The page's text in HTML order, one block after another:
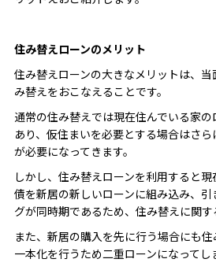
住み替えローンのメリット
住み替えローンの大きなメリットは、
み替えをおこなえることです。
通常の住み替えでは現在住んでいる家
あり、仮住まいを必要とする場合はさ
が必要になってきます。
しかし、住み替えローンを利用すると
債を新居の新しいローンに組み込み、
グが同時期であるため、住み替えに関す
また、新居の購入を先に行う場合にも
一本化を行うため二重ローンになってし